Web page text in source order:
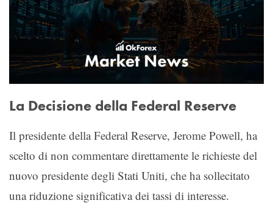
La Decisione della Federal Reserve
Il presidente della Federal Reserve, Jerome Powell, ha
scelto di non commentare direttamente le richieste del
nuovo presidente degli Stati Uniti, che ha sollecitato
una riduzione significativa dei tassi di interesse.